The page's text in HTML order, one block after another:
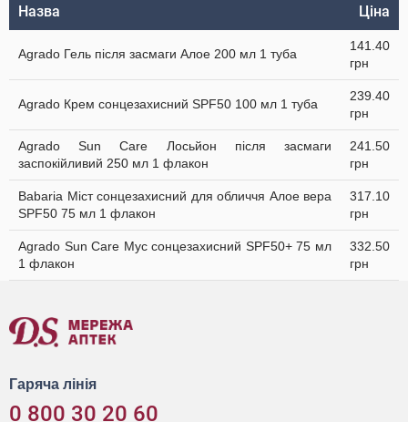
Назва Ціна
Agrado Гель після засмаги Алое 200 мл 1 туба
141.40
грн
Agrado Крем сонцезахисний SPF50 100 мл 1 туба
239.40
грн
Agrado Sun Care Лосьйон після засмаги
заспокійливий 250 мл 1 флакон
241.50
грн
Babaria Міст сонцезахисний для обличчя Алое вера
SPF50 75 мл 1 флакон
317.10
грн
Agrado Sun Care Мус сонцезахисний SPF50+ 75 мл
1 флакон
332.50
грн
Гаряча лінія
0 800 30 20 60